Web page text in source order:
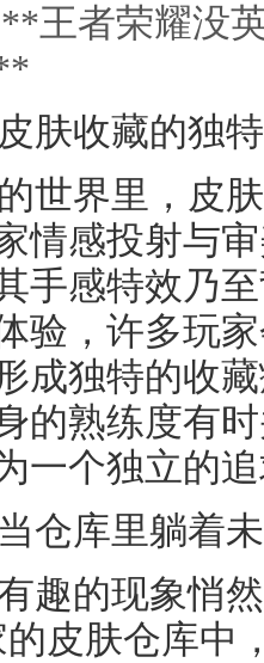
王者荣耀没
肤收藏的独
世界里，皮
情感投射与
手感特效乃
验，许多玩
成独特的收
的熟练度有
一个独立的
仓库里躺着
趣的现象悄
皮肤仓库中